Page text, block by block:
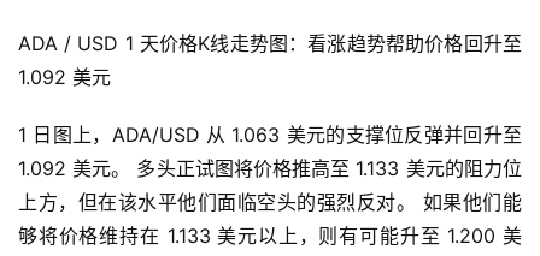
ADA / USD 1 天价格K线走势图：看涨趋势帮助价格回升至
1.092 美元
1 日图上，ADA/USD 从 1.063 美元的支撑位反弹并回升至
1.092 美元。 多头正试图将价格推高至 1.133 美元的阻力位
上方，但在该水平他们面临空头的强烈反对。 如果他们能
够将价格维持在 1.133 美元以上，则有可能升至 1.200 美